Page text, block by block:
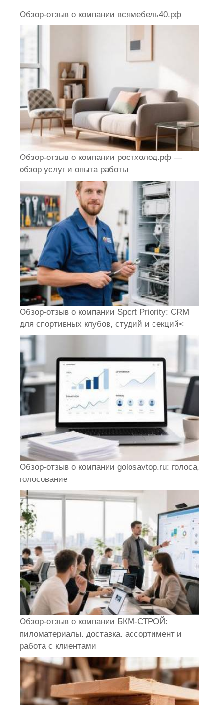
Обзор-отзыв о компании всямебель40.рф
Обзор-отзыв о компании ростхолод.рф —
обзор услуг и опыта работы
Обзор-отзыв о компании Sport Priority: CRM
для спортивных клубов, студий и секций<
Обзор-отзыв о компании golosavtop.ru: голоса,
голосование
Обзор-отзыв о компании БКМ-СТРОЙ:
пиломатериалы, доставка, ассортимент и
работа с клиентами